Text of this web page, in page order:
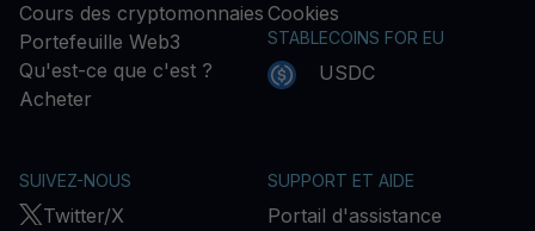
Cours des cryptomonnaies
Portefeuille Web3
Qu'est-ce que c'est ?
Acheter
Cookies
STABLECOINS FOR EU
USDC
SUIVEZ-NOUS
Twitter/X
SUPPORT ET AIDE
Portail d'assistance